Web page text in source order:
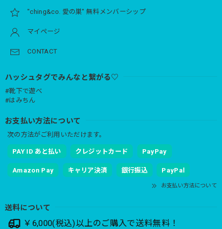
"ching&co. 愛の巣" 無料メンバーシップ
マイページ
CONTACT
ハッシュタグでみんなと繋がる♡
#靴下で遊べ
#はみちん
お支払い方法について
次の方法がご利用いただけます。
PAY ID あと払い クレジットカード PayPay
Amazon Pay キャリア決済 銀行振込 PayPal
お支払い方法について
送料について
￥6,000(税込)以上のご購入で送料無料！